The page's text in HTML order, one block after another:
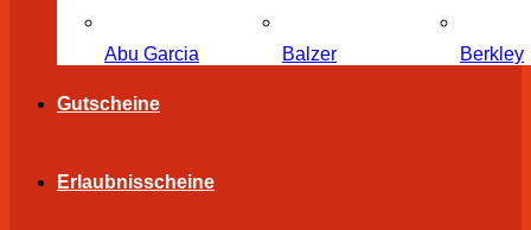
Abu Garcia Balzer Berkley
Gutscheine
Erlaubnisscheine